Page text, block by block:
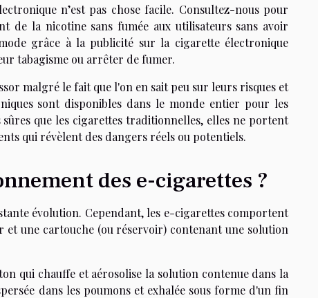
n’est pas chose facile. Consultez-nous pour
de la nicotine sans fumée aux utilisateurs sans avoir
grâce à la publicité sur la cigarette électronique
tabagisme ou arrêter de fumer.
malgré le fait que l'on en sait peu sur leurs risques et
sont disponibles dans le monde entier pour les
sûres que les cigarettes traditionnelles, elles ne portent
qui révèlent des dangers réels ou potentiels.
des e-cigarettes ?
évolution. Cependant, les e-cigarettes comportent
une cartouche (ou réservoir) contenant une solution
qui chauffe et aérosolise la solution contenue dans la
dans les poumons et exhalée sous forme d'un fin